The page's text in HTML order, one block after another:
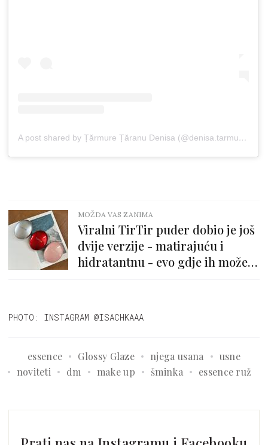
A post shared by Țărmure Țăranu Denisa (@denisa.tarmure)
MOŽDA VAS ZANIMA
Viralni TirTir puder dobio je još
dvije verzije - matirajuću i
hidratantnu - evo gdje ih možeš
PHOTO: INSTAGRAM @ISACHKAAA
essence Glossy Glaze njega usana
usne
noviteti
dm make up šminka essence ruž